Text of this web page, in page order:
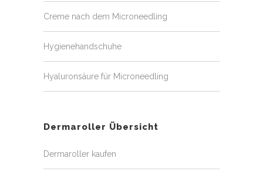
Creme nach dem Microneedling
Hygienehandschuhe
Hyaluronsäure für Microneedling
Dermaroller Übersicht
Dermaroller kaufen